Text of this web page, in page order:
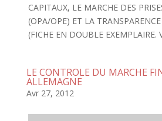
CAPITAUX, LE MARCHE DES
(OPA/OPE) ET LA
(FICHE EN DOUBLE EXEMPLAIRE.
LE CONTROLE DU MARCHE
ALLEMAGNE
Avr 27, 2012